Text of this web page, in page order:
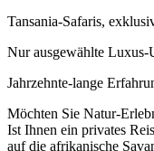
Tansania-Safaris,
Nur ausgewählte Luxus-
Jahrzehnte-lange
Möchten Sie Natur-
Ist Ihnen ein privates
auf die afrikanische